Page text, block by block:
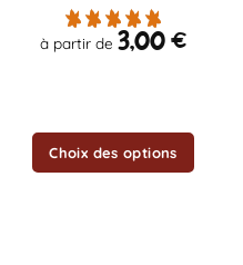
à partir de 3,00€
Choix des options